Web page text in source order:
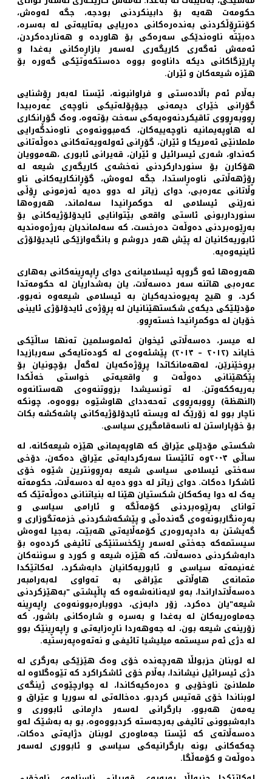
حکومەت هەیە بۆ دابینکردنی بودجە، جگە لەوەش،
کۆنتڕۆڵکردنی بەندەرەکانی دەریایی بەتایبەتی لە بەسرە،
دەبێتە ناوەندێکی سەرەکی بۆ هاوردە و هەناردەکردن،
ئەمەش ئەگەری کاریگەری لەسەر بازاڕەکانی بەغدا و
پارێزگاکانی دیکە داناوەو بووە دەستکەوتێکی گەورە بۆ
هێزە شیعەکان و ئێران.
بەڵام ئەم باڵادەستی و فراوانبونە، ئێستا لەبەر ڕۆشنایی
گۆڕانی خێرای دیمەنی جیۆپۆلەتیکی ناوچەی عەرەبیدا
ڕووبەڕووی تاقیکردنەوەیەکی سەخت بۆتەوە، وەک گۆڕانکاری
لە هاوپەیمانیە ناوچەییەکان، کەمبوونەوەی ناوەندگەرایی
ململانێی ئەمریکا و ئێران، گۆڕانی ئەولەویەتەکانی دەوڵەتانی
کەنداو، شەری ئیسرائیل و ئێران، قەیرانی ئابوری ،هەموویان
هۆکارن بۆ سنوردارکردنی نەخشەی کاریگەری شیعە لە
ڕۆژهەڵاتی ناوەڕاستدا، جگە لەوەش، گۆڕانکاریەکانی ناو
وڵاتانی عەرەبی، دوای زیاتر لە دوو دەیە ئەزمونی ڕۆڵی
نەرێنی ئیسلامی لە حوکمڕانیدا سەلماند، هەروەها
سنورداربونی ئاستی واقعی بێتوانایی ئایدۆلۆژیەکانی بۆ
بەڕێوەبردنی دەوڵەت دەرخست، کە سەلماندیان بەرژەوەندیە
ئابوریەکانیان لە پێش هەر دروشم و بانگەوازێکی ئایدیۆلۆژی
ئاینیەوەیە.
هەروەها ئەو گروپە ئیسلامیانەی دوای ڕاپەڕینەکانی بەهاری
عەرەبی هاتنە سەر دەسەڵات، یان بەشداریان لە حکومەتدا
کرد، و هیچ پەیوەندیەکیان بە ئیسلامی شیعەوە نەبوو،
مۆدێلێکی دیکەی شکستهێنانیان لە پڕۆژەی ئایدۆلۆژی ئایینی
خۆیان لە حوکمڕانیدا خستەڕوو.
لە میسر، دەسەڵاتی ئیخوان ئەلموسلمین تەنها ساڵێکی
خایاند (٢٠١٢ – ٢٠١٣) پێشئەوەی لە کودەتایەکی سەربازیدا
بڕوخێنرێن، لەهەمانکاتدا پڕۆژەکەیان لەگەڵ بۆچونیان بۆ
پێکهێنانی دەوڵەت و واقعیەتی خواستی خەڵکدا
بەریەککەوتن. لە تونسیشدا بزووتنەوەی هەستانەوە
(النهظة) ڕووبەڕووی تەحەددای هاوشێوە بووەوە، چونکە
ناچار بوو لە زۆرێک لە ویستە ئایدۆلۆژیەکانی پاشەکشە بکات
بۆ خۆپاراستن لە ناسەقامگیری سیاسی.
شکستی مۆدێلی عێراق کە هاوپەیمانی هێزە شیعەکانە، لە
ساڵی ٢٠٠٣وە تائێستا سەرکردایەتی عێراق دەکەن، دۆخی
سەختی ئیسلامی سیاسی شیعە بەڕوونترین شێوە خۆی
ئاشکرا دەکات. دوای زیاتر لە دوو دەیە لە دەسەڵات، حکومەتە
یەک لە دوا یەکەکان شکستیان هێنا لە بنیاتنانی دەوڵەتێک کە
توانای بەڕێوەبردنی کۆمەڵگە و ئارامی سیاسی و
بەڕەنگاربونەوەی گەندەڵی و پێشکەشکردنی خزمەتگوزاری و
گەیشتن بە دادپەروەری کۆمەڵایەتی هەبێت، بەجیا لەوەش
سیستمەکە جەختی لەسەر ڕێکخستنێکی تائیفی کردەوە بۆ
دابەشکردنی دەسەڵات، کە هێزە شیعە و کورد و سوننەکان
غەنیمەتە سیاسی و ئابوریەکانیان دابەشکرد، لەکاتێکدا
متمانەی هاوڵاتی عێراقی بە تەواوی لەبەرامبەر
دەسەڵاتداراندا، بەو لایەنانەشەوە کە پاڵپشتی "بەهێزکردنی
شیعە"یان دەکرد، زۆر دابەزی، دووبارەبوونەوەی ڕاپەڕینە
جەماوەریەکان لە بەغدا و بەسرە و شارەکانی باشور، کە
زۆرینەی شیعە بون، لە جەوهەردا ناڕەزایەتی و ڕاپەڕینێک بوو
لە دژی ئەم سیستمە میلیشیا تائیفی و نەتەوەپەرستیە.
لە لوبنان حزبولڵا هەرچەندە خۆی وەک هێزێکی بەرگری لە
دژی ئیسرائیل نیشاندا، بەڵام خۆی ئاشکراکرد کە تێوەگلاوە لە
ململانێ ناوخۆیی و دەرەکیەکاندا، لە چوارچێوەی ژینگەی
لوبناندا خۆی قەتیس کردبو، دەخالەتی لە سوریا و عێراق و
یەمەن هەبوو، بارگرانی لەسەر داڕمانی ئابووری و
دابەشبوونی تائیفی بەرجەستە کردبووەوە، بو بە بەشێک لەو
دەسەڵاتەی کە ئێستا جەماوەری لوبنان دژایەتی دەکات،
چەکەکانی بونە بارگرانیەکی سیاسی و ئابووری لەسەر
دەوڵەت و کۆمەڵگا.